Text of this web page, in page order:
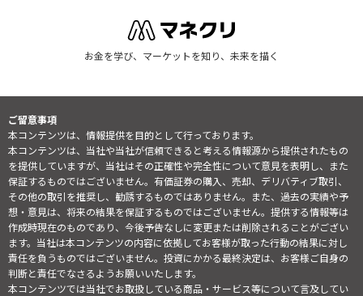
お金を学び、マーケットを知り、未来を描く
ご留意事項
本コンテンツは、情報提供を目的として行っております。
本コンテンツは、当社や当社が信頼できると考える情報源から提供されたもの
を提供していますが、当社はその正確性や完全性について意見を表明し、また
保証するものではございません。有価証券の購入、売却、デリバティブ取引、
その他の取引を推奨し、勧誘するものではありません。また、過去の実績や予
想・意見は、将来の結果を保証するものではございません。提供する情報等は
作成時現在のものであり、今後予告なしに変更または削除されることがござい
ます。当社は本コンテンツの内容に依拠してお客様が取った行動の結果に対し
責任を負うものではございません。投資にかかる最終決定は、お客様ご自身の
判断と責任でなさるようお願いいたします。
本コンテンツでは当社でお取扱している商品・サービス等について言及してい